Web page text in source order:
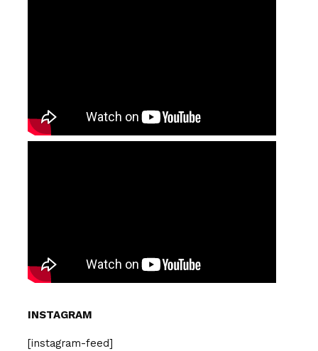
INSTAGRAM
[instagram-feed]